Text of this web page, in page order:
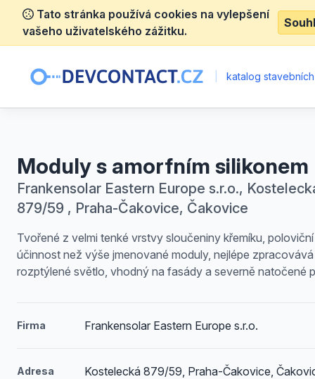
Tato stránka používá cookies na vylepšení
vašeho uživatelského zážitku.
katalog
Moduly s amorfním silikonem
Frankensolar Eastern Europe s.r.o.,
879/59 , Praha-Čakovice, Čakovice
Tvořené z velmi tenké vrstvy sloučeniny křemíku, poloviční
účinnost než výše jmenované moduly, nejlépe zpracovává
rozptýlené světlo, vhodný na fasády a severně natočené
Firma Frankensolar Eastern Europe s.r.o.
Adresa Kostelecká 879/59, Praha-Čakovice,